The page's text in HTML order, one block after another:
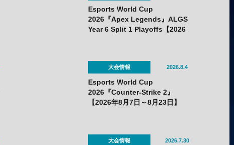
Esports World Cup
2026『Apex Legends』ALGS
Year 6 Split 1 Playoffs【2026
大会情報 2026.8.4
Esports World Cup
2026『Counter-Strike 2』
【2026年8月7日～8月23日】
大会情報 2026.7.30